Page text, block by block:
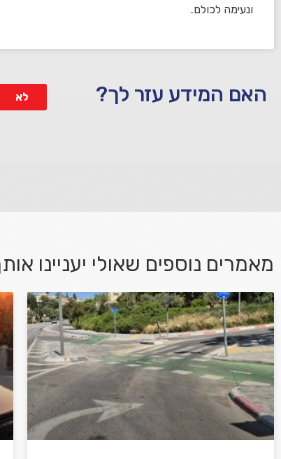
ונעימה לכולם.
האם המידע עזר לך? לא
אני מאשר/ת קבלת דיוור במייל ושימוש בפרטים
בהתאםלמדיניות הפרטיות
מאמרים נוספים שאולי יעניינו